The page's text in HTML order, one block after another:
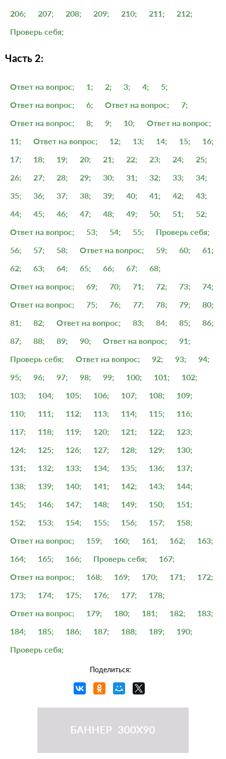
206; 207; 208; 209; 210; 211;
212;
Проверь себя;
Часть 2:
Ответ на вопрос; 1; 2; 3; 4;
5;
Ответ на вопрос;
6; Ответ на вопрос;
7;
Ответ на вопрос;
8; 9; 10;
Ответ на вопрос;
11;
Ответ на вопрос; 12; 13; 14; 15;
16;
17;
18; 19; 20; 21; 22; 23; 24;
25;
26;
27; 28; 29; 30; 31; 32; 33;
34;
35;
36; 37; 38; 39; 40; 41; 42;
43;
44;
45; 46; 47; 48; 49; 50; 51;
52;
Ответ на вопрос;
53; 54; 55;
Проверь себя;
56;
57; 58; Ответ на вопрос; 59; 60;
61;
62;
63; 64; 65; 66; 67;
68;
Ответ на вопрос;
69; 70; 71; 72; 73;
74;
Ответ на вопрос;
75; 76; 77; 78; 79;
80;
81;
82; Ответ на вопрос; 83; 84; 85;
86;
87;
88; 89; 90; Ответ на вопрос;
91;
Проверь себя;
Ответ на вопрос; 92; 93;
94;
95;
96; 97; 98; 99; 100; 101;
102;
103;
104; 105; 106; 107; 108;
109;
110;
111; 112; 113; 114; 115;
116;
117;
118; 119; 120; 121; 122;
123;
124;
125; 126; 127; 128; 129;
130;
131;
132; 133; 134; 135; 136;
137;
138;
139; 140; 141; 142; 143;
144;
145;
146; 147; 148; 149; 150;
151;
152;
153; 154; 155; 156; 157;
158;
Ответ на вопрос;
159; 160; 161; 162;
163;
164;
165; 166; Проверь себя;
167;
Ответ на вопрос;
168; 169; 170; 171;
172;
173;
174; 175; 176; 177;
178;
Ответ на вопрос;
179; 180; 181; 182;
183;
184;
185; 186; 187; 188; 189;
190;
Проверь себя;
Поделиться: